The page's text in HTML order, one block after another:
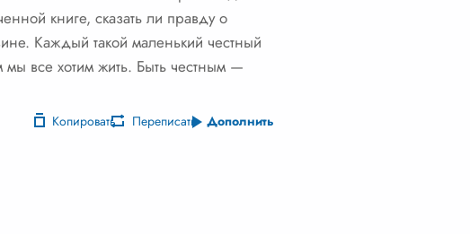
книге, сказать ли правду о
Каждый такой маленький честный
мы все хотим жить. Быть честным —
Копировать Переписать Дополнить